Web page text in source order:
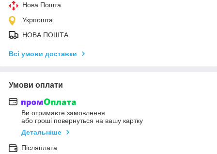
Нова Пошта
Укрпошта
НОВА ПОШТА
Всі умови доставки
Умови оплати
Ви отримаєте замовлення
або гроші повернуться на вашу картку
Детальніше
Післяплата